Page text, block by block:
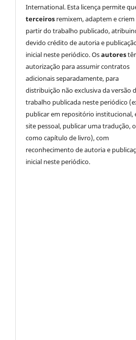
International. Esta licença permite
terceiros remixem, adaptem e criem
partir do trabalho publicado,
devido crédito de autoria e
inicial neste periódico. Osautores
autorização para assumir contratos
adicionais separadamente, para
distribuição não exclusiva da versão
trabalho publicada neste periódico
publicar em repositório institucional,
site pessoal, publicar uma tradução,
como capítulo de livro), com
reconhecimento de autoria e
inicial neste periódico.